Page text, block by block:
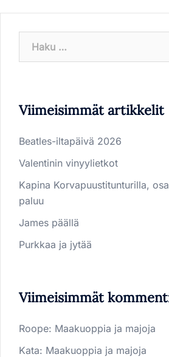
Viimeisimmät artikkelit
Beatles-iltapäivä 2026
Valentinin vinyylietkot
Kapina Korvapuustitunturilla,
paluu
James päällä
Purkkaa ja jytää
Viimeisimmät
Roope: Maakuoppia ja majoja
Kata: Maakuoppia ja majoja